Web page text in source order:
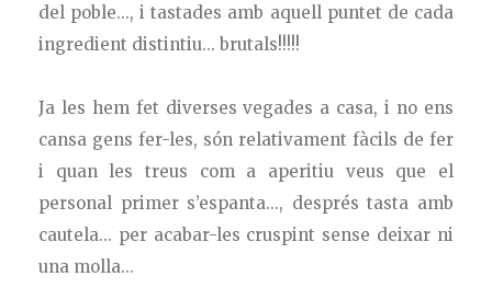
del poble..., i tastades amb aquell puntet de cada
ingredient distintiu... brutals!!!!!
Ja les hem fet diverses vegades a casa, i no ens
cansa gens fer-les, són relativament fàcils de fer
i quan les treus com a aperitiu veus que el
personal primer s’espanta..., després tasta amb
cautela... per acabar-les cruspint sense deixar ni
una molla...